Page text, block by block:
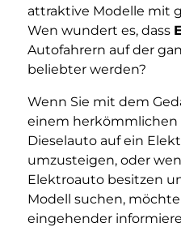
attraktive Modelle mit
Wen wundert es, dass
Autofahrern auf der
beliebter werden?
Wenn Sie mit dem
einem herkömmlichen
Dieselauto auf ein
umzusteigen, oder
Elektroauto besitzen
Modell suchen,
eingehender